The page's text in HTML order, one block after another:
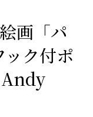
画「パ
ク付ポ
Andy